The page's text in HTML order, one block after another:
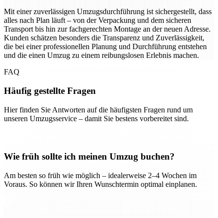
Mit einer zuverlässigen Umzugsdurchführung ist sichergestellt, dass
alles nach Plan läuft – von der Verpackung und dem sicheren
Transport bis hin zur fachgerechten Montage an der neuen Adresse.
Kunden schätzen besonders die Transparenz und Zuverlässigkeit,
die bei einer professionellen Planung und Durchführung entstehen
und die einen Umzug zu einem reibungslosen Erlebnis machen.
FAQ
Häufig gestellte Fragen
Hier finden Sie Antworten auf die häufigsten Fragen rund um
unseren Umzugsservice – damit Sie bestens vorbereitet sind.
Wie früh sollte ich meinen Umzug buchen?
Am besten so früh wie möglich – idealerweise 2–4 Wochen im
Voraus. So können wir Ihren Wunschtermin optimal einplanen.